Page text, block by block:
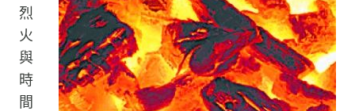
烈
火
與
時
間